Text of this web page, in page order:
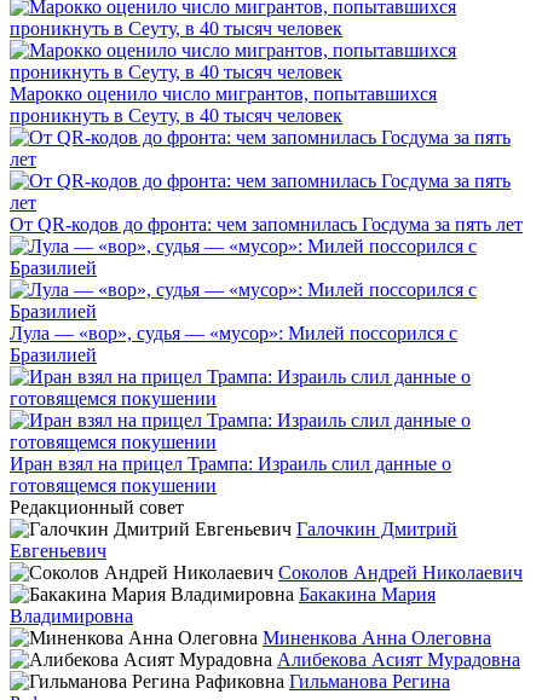
Марокко оценило число мигрантов, попытавшихся
проникнуть в Сеуту, в 40 тысяч человек
От QR-кодов до фронта: чем запомнилась Госдума за пять лет
Лула — «вор», судья — «мусор»: Милей поссорился с
Бразилией
Иран взял на прицел Трампа: Израиль слил данные о
готовящемся покушении
Редакционный совет
Галочкин Дмитрий
Евгеньевич
Соколов Андрей Николаевич
Бакакина Мария
Владимировна
Миненкова Анна Олеговна
Алибекова Асият Мурадовна
Гильманова Регина